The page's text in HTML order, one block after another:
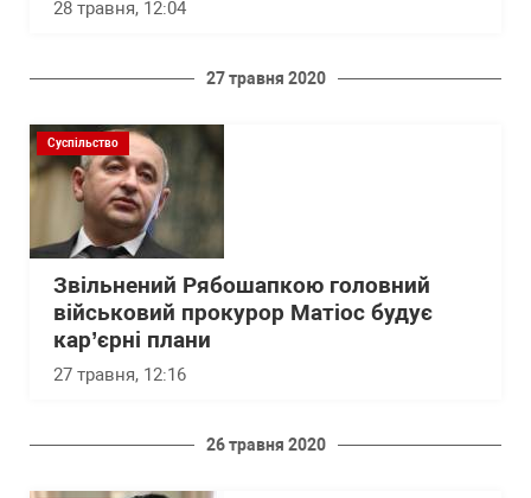
28 травня, 12:04
27 травня 2020
Суспільство
Звільнений Рябошапкою головний
військовий прокурор Матіос будує
кар’єрні плани
27 травня, 12:16
26 травня 2020